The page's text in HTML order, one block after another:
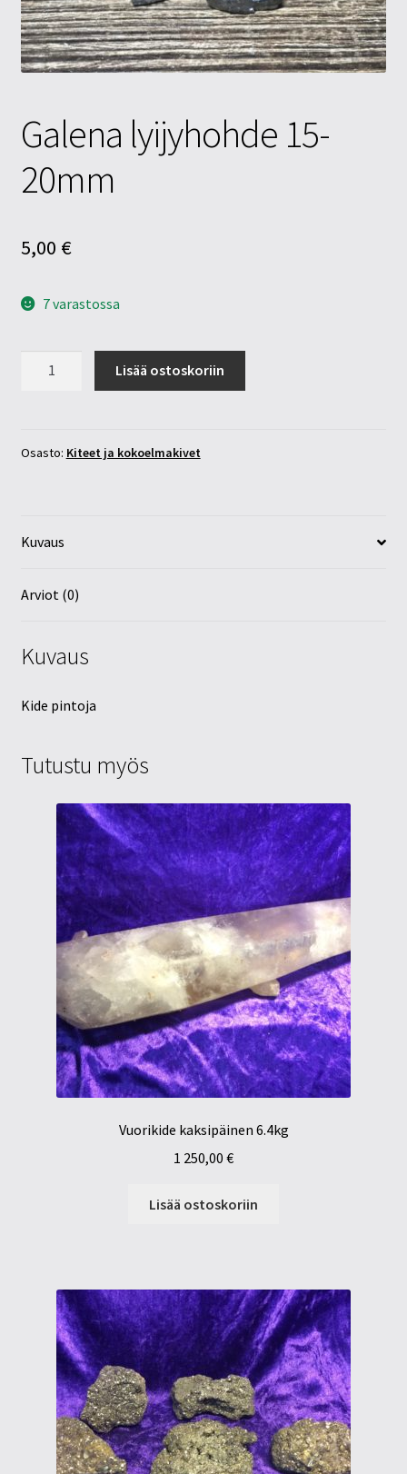
Tietosuojaseloste
Tuotteet
Galena lyijyhohde 15-
20mm
5,00 €
7 varastossa
määrä
Lisää ostoskoriin
Osasto: Kiteet ja kokoelmakivet
Kuvaus
Arviot (0)
Kuvaus
Kide pintoja
Tutustu myös
Vuorikide kaksipäinen 6.4kg
1 250,00 €
Lisää ostoskoriin